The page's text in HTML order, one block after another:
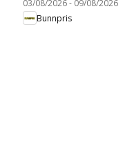
03/08/2026- 09/08/2026
Bunnpris